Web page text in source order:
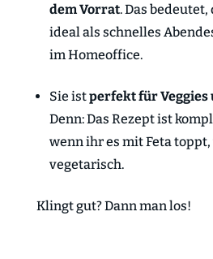
dem Vorrat. Das
ideal als schnelles
im Homeoffice.
Sie istperfekt für Veggies
Denn: Das Rezept ist
wenn ihr es mit Feta
vegetarisch.
Klingt gut? Dann man los!